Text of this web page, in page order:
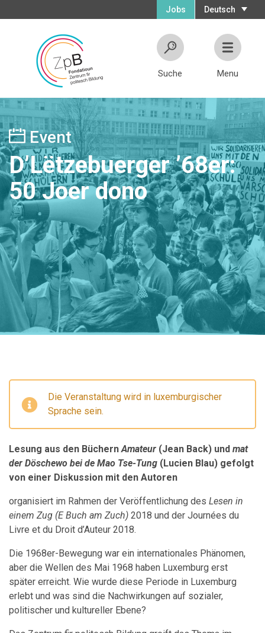
Deutsch
Jobs
Suche Menu
Event
D’Lëtzebuerger ’68er:
50 Joer dono
Die Veranstaltung wird in luxemburgischer
Sprache sein.
Lesung aus den Büchern Amateur (Jean Back) und mat
der Döschewo bei de Mao Tse-Tung (Lucien Blau) gefolgt
von einer Diskussion mit den Autoren
organisiert im Rahmen der Veröffentlichung des Lesen in
einem Zug (E Buch am Zuch) 2018 und der Journées du
Livre et du Droit d’Auteur 2018.
Die 1968er-Bewegung war ein internationales Phänomen,
aber die Wellen des Mai 1968 haben Luxemburg erst
später erreicht. Wie wurde diese Periode in Luxemburg
erlebt und was sind die Nachwirkungen auf sozialer,
politischer und kultureller Ebene?